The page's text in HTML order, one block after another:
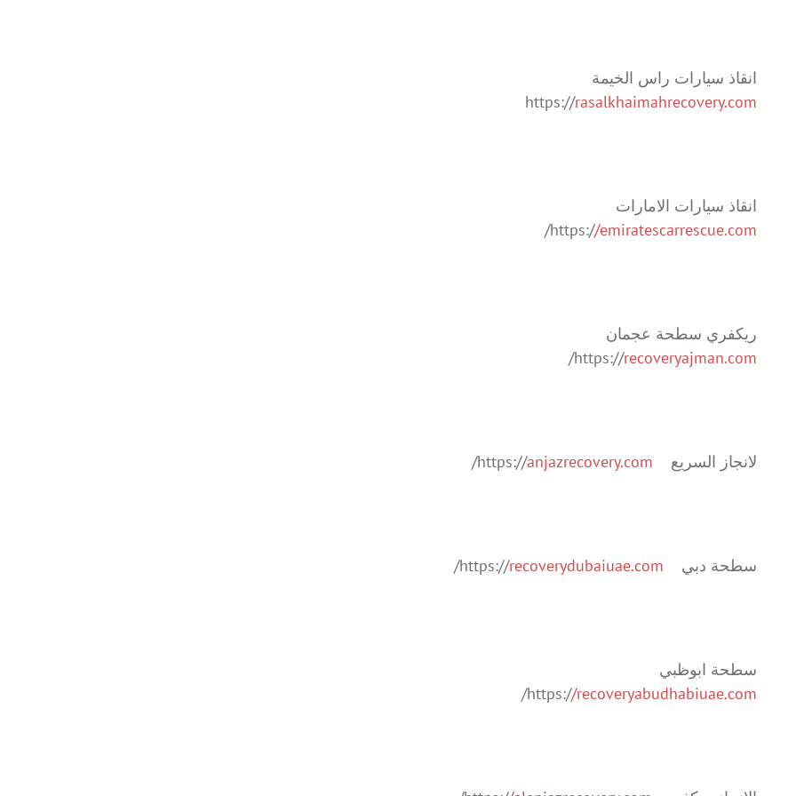
انقاذ سيارات راس الخيمة
https://rasalkhaimahrecovery.com
انقاذ سيارات الامارات
https://emiratescarrescue.com
/
ريكفري سطحة عجمان
https://recoveryajman.com
/
لانجاز السريع https:// anjazrecovery.com
/
سطحة دبي https:// recoverydubaiuae.com
/
سطحة ابوظبي
https://recoveryabudhabiuae.com
/